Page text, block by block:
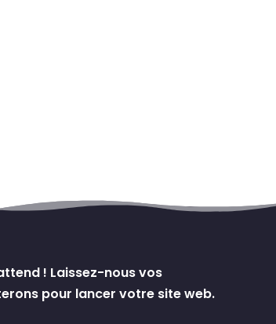
! Laissez-nous vos
pour lancer votre site web.